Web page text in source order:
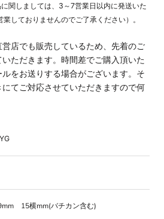
関しましては、3～7営業日以内に発送いた
しておりませんのでご了承ください）。
店でも販売しているため、先着のご
ただきます。時間差でご購入頂いた
をお送りする場合がございます。そ
てご対応させていただきますので何
15横mm(バチカン含む)